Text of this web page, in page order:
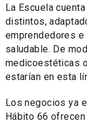
La Escuela
distintos,
emprendedores
saludable. De
medicoestéticas
estarían en esta
Los negocios ya
Hábito 66